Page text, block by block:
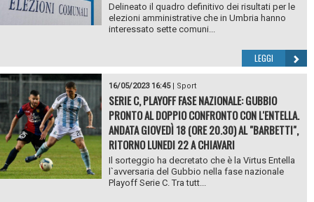
Delineato il quadro definitivo dei risultati per le
elezioni amministrative che in Umbria hanno
interessato sette comuni...
LEGGI
16/05/2023 16:45| Sport
SERIE C, PLAYOFF FASE NAZIONALE: GUBBIO
PRONTO AL DOPPIO CONFRONTO CON L'ENTELLA.
ANDATA GIOVEDÌ 18 (ORE 20.30) AL "BARBETTI",
RITORNO LUNEDI 22 A CHIAVARI
Il sorteggio ha decretato che è la Virtus Entella
l`avversaria del Gubbio nella fase nazionale
Playoff Serie C. Tra tutt...